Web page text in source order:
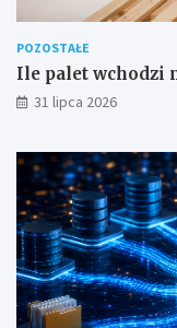
POZOSTAŁE
Ile palet wchodzi
31 lipca 2026